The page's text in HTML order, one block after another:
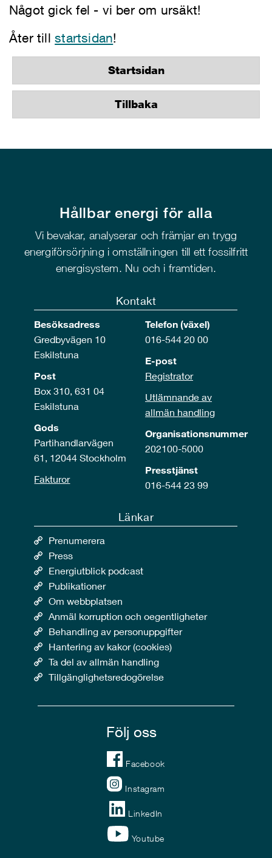
Något gick fel - vi ber om ursäkt!
Åter tillstartsidan!
Startsidan
Tillbaka
Hållbar energi för alla
Vi bevakar, analyserar och främjar en trygg
energiförsörjning i omställningen till ett fossilfritt
energisystem. Nu och i framtiden.
Kontakt
Besöksadress
Gredbyvägen 10
Eskilstuna
Post
Box 310, 631 04
Eskilstuna
Gods
Partihandlarvägen
61, 12044 Stockholm
Fakturor
Telefon (växel)
016-544 20 00
E-post
Registrator
Utlämnande av
allmän handling
Organisationsnummer
202100-5000
Presstjänst
016-544 23 99
Länkar
Prenumerera
Press
Energiutblick podcast
Publikationer
Om webbplatsen
Anmäl korruption och oegentligheter
Behandling av personuppgifter
Hantering av kakor (cookies)
Ta del av allmän handling
Tillgänglighetsredogörelse
Följ oss
Facebook
Instagram
LinkedIn
Youtube